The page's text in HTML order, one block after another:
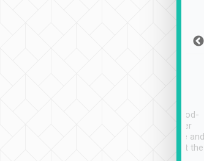
service, vehicles in good-
condition and the driver
service was awesome and
thoughtful. Driver went the